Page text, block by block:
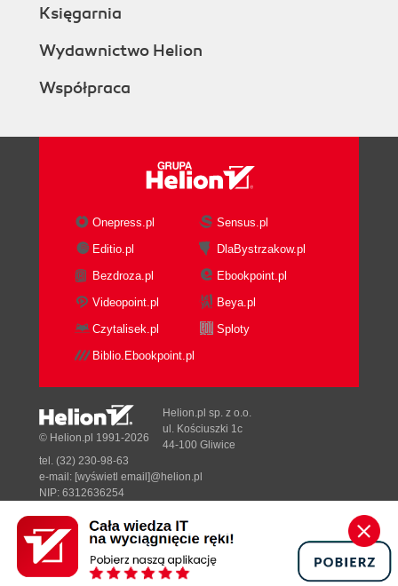
Księgarnia
Wydawnictwo Helion
Współpraca
Onepress.pl
Sensus.pl
Editio.pl
DlaBystrzakow.pl
Bezdroza.pl
Ebookpoint.pl
Videopoint.pl
Beya.pl
Czytalisek.pl
Sploty
Biblio.Ebookpoint.pl
Designed with ♥ byTonik.pl
© Helion.pl 1991-2026
Helion.pl sp. z o.o.
ul. Kościuszki 1c
44-100 Gliwice
tel. (32) 230-98-63
e-mail: [wyświetl email]@helion.pl
NIP: 6312636254
Pełna wersja strony »